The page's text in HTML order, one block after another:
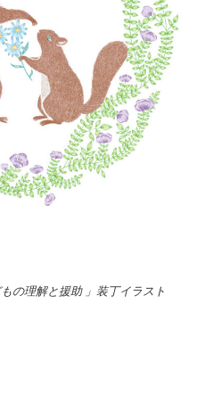
の理解と援助 」装丁イラスト